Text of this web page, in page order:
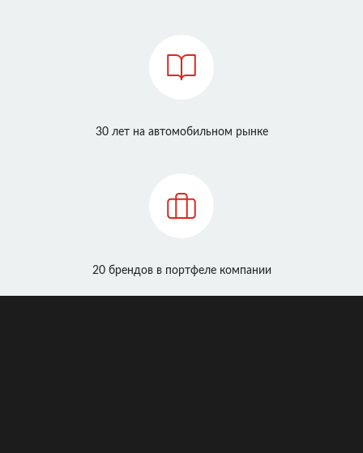
30 лет на автомобильном рынке
20 брендов в портфеле компании